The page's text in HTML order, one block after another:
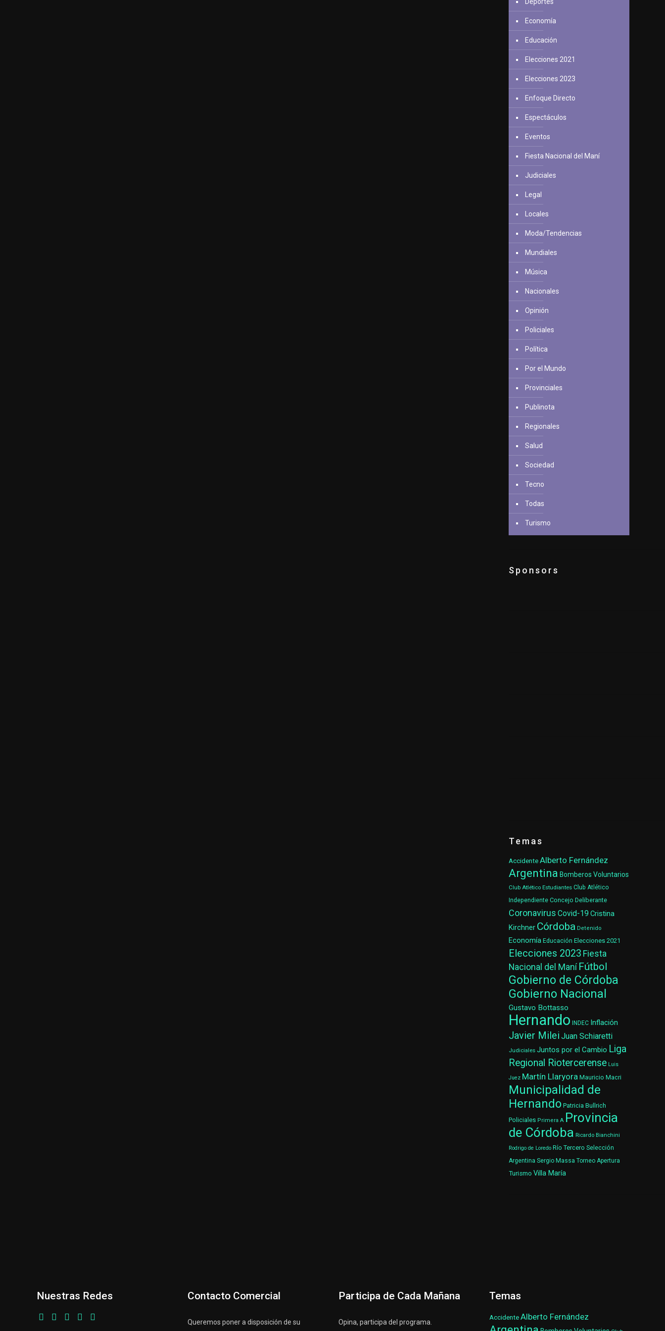
Economía
Educación
Elecciones 2021
Elecciones 2023
Enfoque Directo
Espectáculos
Eventos
Fiesta Nacional del Maní
Judiciales
Legal
Locales
Moda/Tendencias
Mundiales
Música
Nacionales
Opinión
Policiales
Política
Por el Mundo
Provinciales
Publinota
Regionales
Salud
Sociedad
Tecno
Todas
Turismo
Sponsors
Temas
AccidenteAlberto Fernández
Argentina Bomberos Voluntarios
Club Atlético Estudiantes Club Atlético
Independiente Concejo Deliberante
Coronavirus Covid-19 Cristina
Kirchner Córdoba Detenido
Economía Educación Elecciones 2021
Elecciones 2023 Fiesta
Nacional del Maní Fútbol
Gobierno de Córdoba
Gobierno Nacional
Gustavo Bottasso
Hernando INDEC Inflación
Javier Milei Juan Schiaretti
Judiciales Juntos por el Cambio Liga
Regional Riotercerense Luis
Juez Martín Llaryora Mauricio Macri
Municipalidad de
Hernando Patricia Bullrich
Policiales Primera A Provincia
de Córdoba Ricardo Bianchini
Rodrigo de Loredo Río Tercero Selección
Argentina Sergio Massa Torneo Apertura
Turismo Villa María
Nuestras Redes Contacto Comercial
Queremos poner a disposición de su
Participa de Cada Mañana
Opina, participa del programa.
Temas
AccidenteAlberto Fernández